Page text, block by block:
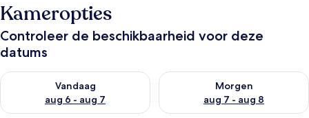
Kameropties
Controleer de beschikbaarheid voor deze
datums
Vandaag
aug 6 - aug 7
De beschikbaarheid controleren voor vanavond aug 6 - aug 7
Morgen
aug 7 - aug 8
De beschikbaarheid